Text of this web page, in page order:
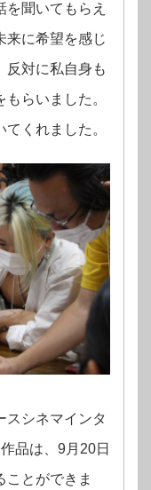
聞いてもらえ
来に希望を感じ
反対に私自身も
らいました。
くれました。
スシネマインタ
品は、9月20日
ことができま